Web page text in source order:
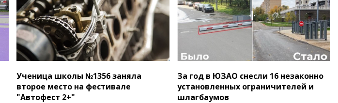
Ученица школы №1356 заняла
второе место на фестивале
"Автофест 2+"
За год в ЮЗАО снесли 16 незаконно
установленных ограничителей и
шлагбаумов